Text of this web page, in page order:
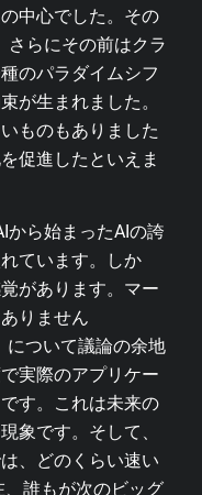
中心でした。その
さらにその前はクラ
のパラダイムシフ
が生まれました。
ものもありました
促進したといえま
から始まったAIの誇
ています。しか
があります。マー
りません
について議論の余地
実際のアプリケー
す。これは未来の
象です。そして、
、どのくらい速い
誰もが次のビッグ